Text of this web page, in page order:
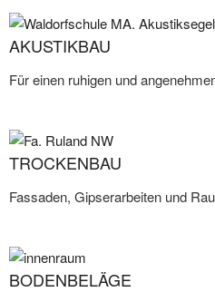
AKUSTIKBAU
Für einen ruhigen und
TROCKENBAU
Fassaden, Gipserarbeiten und
BODENBELÄGE